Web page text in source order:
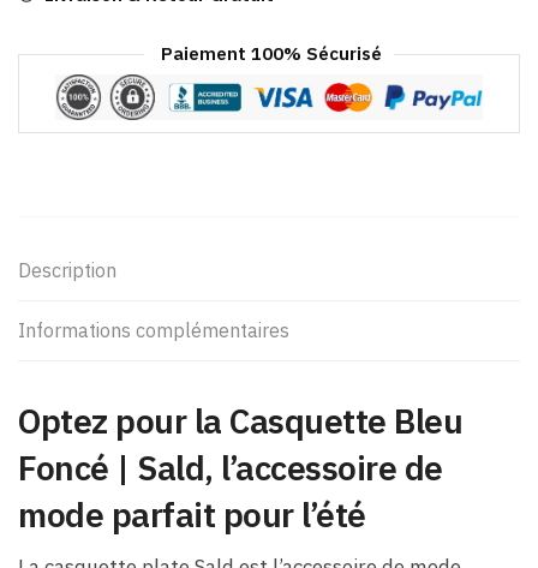
Paiement 100% Sécurisé
Description
Informations complémentaires
Optez pour la Casquette Bleu
Foncé​ | ​Sald, l’accessoire de
mode parfait pour l’été